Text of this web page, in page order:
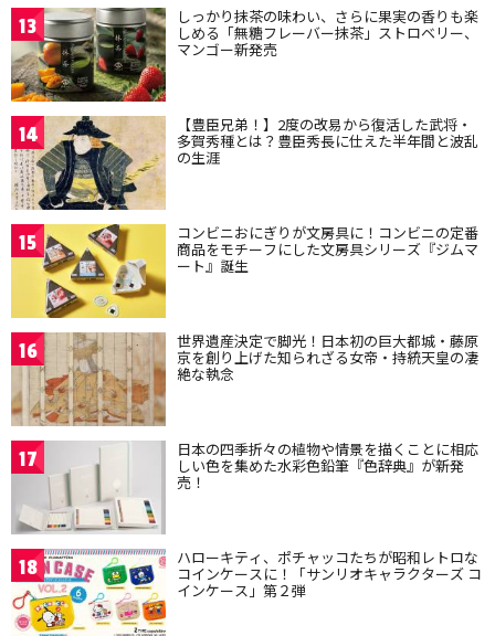
13 しっかり抹茶の味わい、さらに果実の香りも楽
しめる「無糖フレーバー抹茶」ストロベリー、
マンゴー新発売
14 【豊臣兄弟！】2度の改易から復活した武将・
多賀秀種とは？豊臣秀長に仕えた半年間と波乱
の生涯
15 コンビニおにぎりが文房具に！コンビニの定番
商品をモチーフにした文房具シリーズ『ジムマ
ート』誕生
16 世界遺産決定で脚光！日本初の巨大都城・藤原
京を創り上げた知られざる女帝・持統天皇の凄
絶な執念
17 日本の四季折々の植物や情景を描くことに相応
しい色を集めた水彩色鉛筆『色辞典』が新発
売！
18 ハローキティ、ポチャッコたちが昭和レトロな
コインケースに！「サンリオキャラクターズ コ
インケース」第２弾